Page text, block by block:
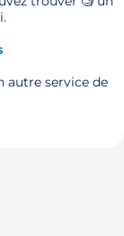
autre service de